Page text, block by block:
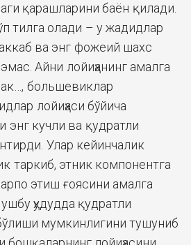
қарашларини баён қилади.
тилга олади – у жадидлар
ва энг фожеий шахс
Айни лойиҳанинг амалга
большевиклар
лойиҳаси бўйича
энг кучли ва қудратли
Улар кейинчалик
таркиб, этник компонентга
этиш ғоясини амалга
ҳудудда қудратли
мумкинлигини тушуниб